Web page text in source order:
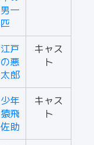
男一
匹
江戸
の悪
太郎
キャス
ト
少年
猿飛
佐助
キャス
ト